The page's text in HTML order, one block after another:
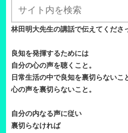
第二部で
林田明大先生の講話で伝えてくださ
良知を発揮するためには
自分の心の声を聴くこと。
日常生活の中で良知を裏切らないこ
心の声を裏切らないこと。
自分の内なる声に従い
裏切らなければ